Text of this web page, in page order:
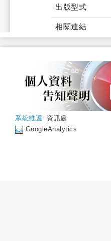
出版型式
相關連結
系統維護: 資訊處
GoogleAnalytics